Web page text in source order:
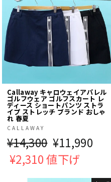
Callaway キャロウェイアパレル
ゴルフウェア ゴルフスカート レ
ディース ショートパンツ ストラ
イプ ストレッチ ブランド おしゃ
れ 春夏
CALLAWAY
通
常
¥14,300 販
売
価
¥11,990
¥2,310 値下げ